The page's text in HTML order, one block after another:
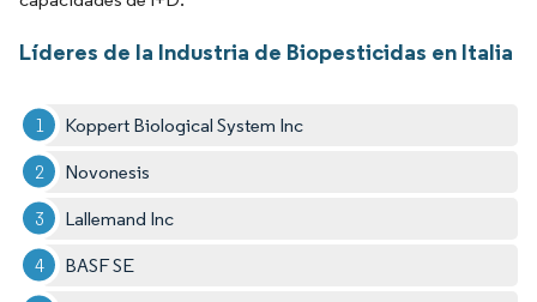
Líderes de la Industria de Biopesticidas en Italia
Koppert Biological System Inc
Novonesis
Lallemand Inc
BASF SE